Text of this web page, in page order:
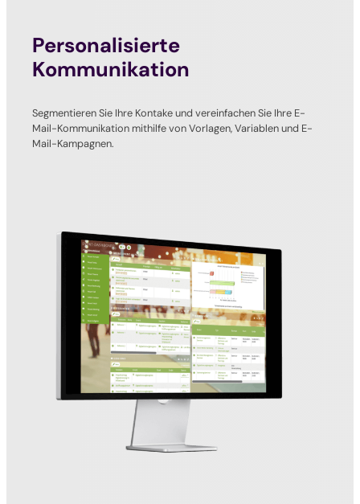
Personalisierte
Kommunikation
Segmentieren Sie Ihre Kontake und vereinfachen Sie Ihre E-
Mail-Kommunikation mithilfe von Vorlagen, Variablen und E-
Mail-Kampagnen.